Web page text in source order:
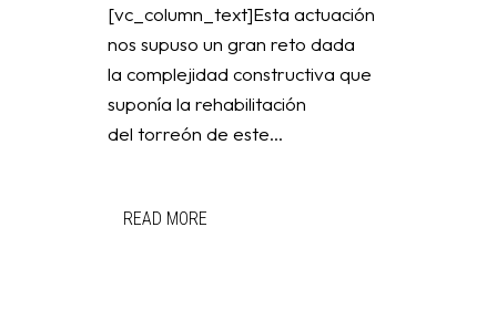
[vc_column_text]Esta actuación
nos supuso un gran reto dada
la complejidad constructiva que
suponía la rehabilitación
del torreón de este...
READ MORE